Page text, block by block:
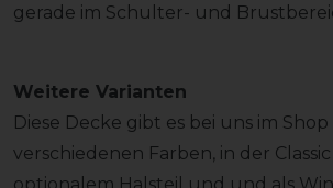
gerade im Schulter- und
Weitere Varianten
Diese Decke gibt es bei uns im
verschiedenen Farben, in der